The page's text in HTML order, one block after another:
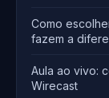
Como
fazem a
Aula ao vivo:
Wirecast